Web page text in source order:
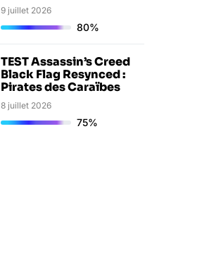
9 juillet 2026
80%
TEST Assassin’s Creed
Black Flag Resynced :
Pirates des Caraïbes
8 juillet 2026
75%